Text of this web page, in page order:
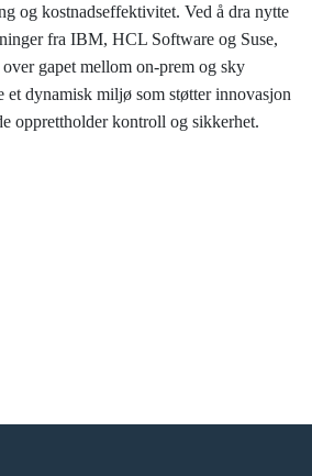
og kostnadseffektivitet. Ved å dra nytte
fra IBM, HCL Software og Suse,
gapet mellom on-prem og sky
et dynamisk miljø som støtter innovasjon
opprettholder kontroll og sikkerhet.